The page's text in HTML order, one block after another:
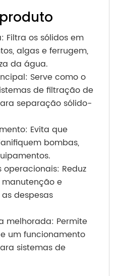
Filtra os sólidos em
algas e ferrugem,
da água.
Serve como o
de filtração de
separação sólido-
Evita que
bombas,
Reduz
e
despesas
melhorada: Permite
um funcionamento
sistemas de